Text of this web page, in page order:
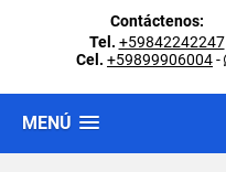
Contáctenos:
Tel. +59842242247
Cel. +59899906004-
MENÚ